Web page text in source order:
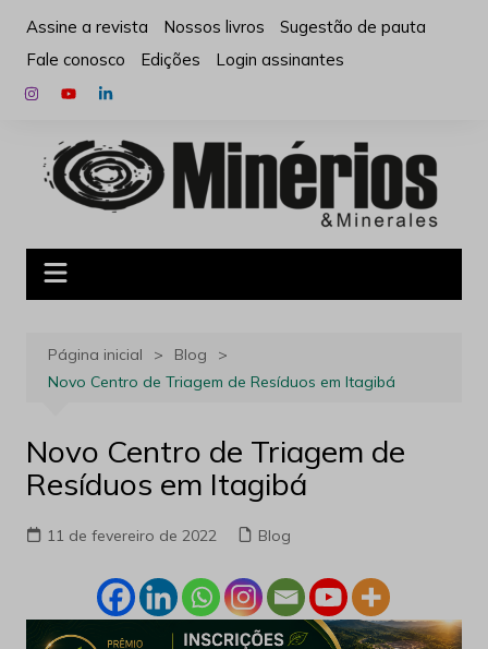
para
conteúdo
Assine a revista Nossos livros
Sugestão de pauta
Fale conosco
Edições Login assinantes
Página inicial
Blog
Novo Centro de Triagem de Resíduos em Itagibá
Novo Centro de Triagem de
Resíduos em Itagibá
11 de fevereiro de 2022 Blog